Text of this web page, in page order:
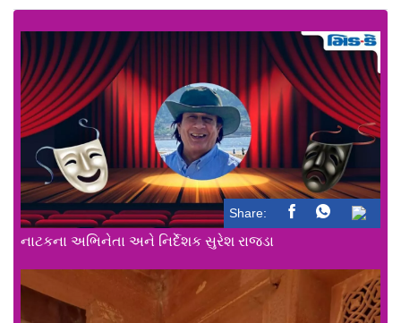
Share:
નાટકના અભિનેતા અને નિર્દેશક સુરેશ રાજડા